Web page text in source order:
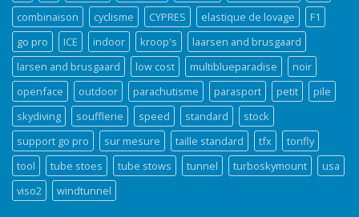
combinaison
cyclisme CYPRES elastique de lovage
F1
go pro
ICE indoor kroop's
laarsen and brusgaard
larsen and brusgaard
low cost multiblueparadise
noir
openface
outdoor parachutisme parasport petit
pile
skydiving
soufflerie speed standard
stock
support go pro
sur mesure taille standard tfx
tonfly
tool
tube stoes tube stows tunnel turboskymount
usa
viso2
windtunnel